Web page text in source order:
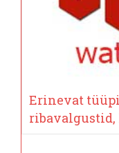
Erinevat
ribavalgustid,